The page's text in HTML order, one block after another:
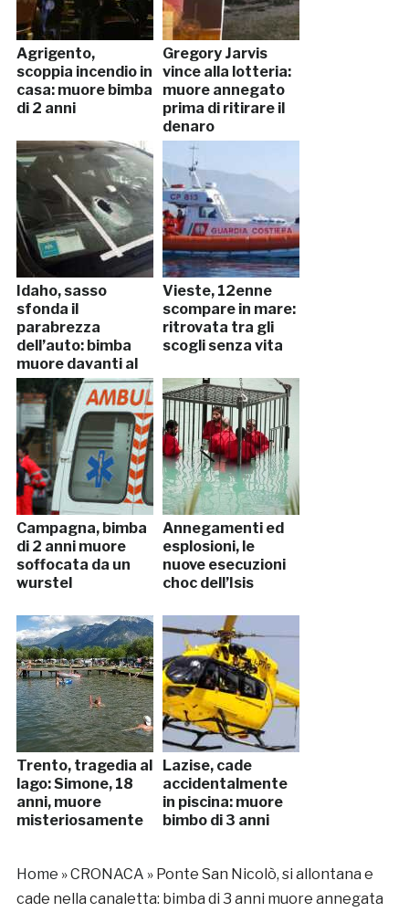
Agrigento,
scoppia incendio in
casa: muore bimba
di 2 anni
Gregory Jarvis
vince alla lotteria:
muore annegato
prima di ritirare il
denaro
Idaho, sasso
sfonda il
parabrezza
dell’auto: bimba
muore davanti al
padre
Vieste, 12enne
scompare in mare:
ritrovata tra gli
scogli senza vita
Campagna, bimba
di 2 anni muore
soffocata da un
wurstel
Annegamenti ed
esplosioni, le
nuove esecuzioni
choc dell’Isis
Trento, tragedia al
lago: Simone, 18
anni, muore
misteriosamente
Lazise, cade
accidentalmente
in piscina: muore
bimbo di 3 anni
Home »CRONACA » Ponte San Nicolò, si allontana e
cade nella canaletta: bimba di 3 anni muore annegata